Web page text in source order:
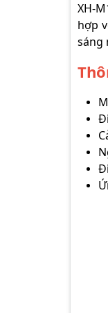
XH-
hợp
sáng